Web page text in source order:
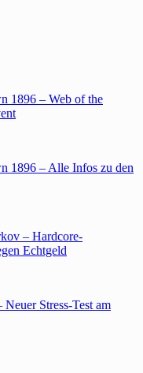
1896 – Web of the
1896 – Alle Infos zu den
– Hardcore-
Echtgeld
Stress-Test am